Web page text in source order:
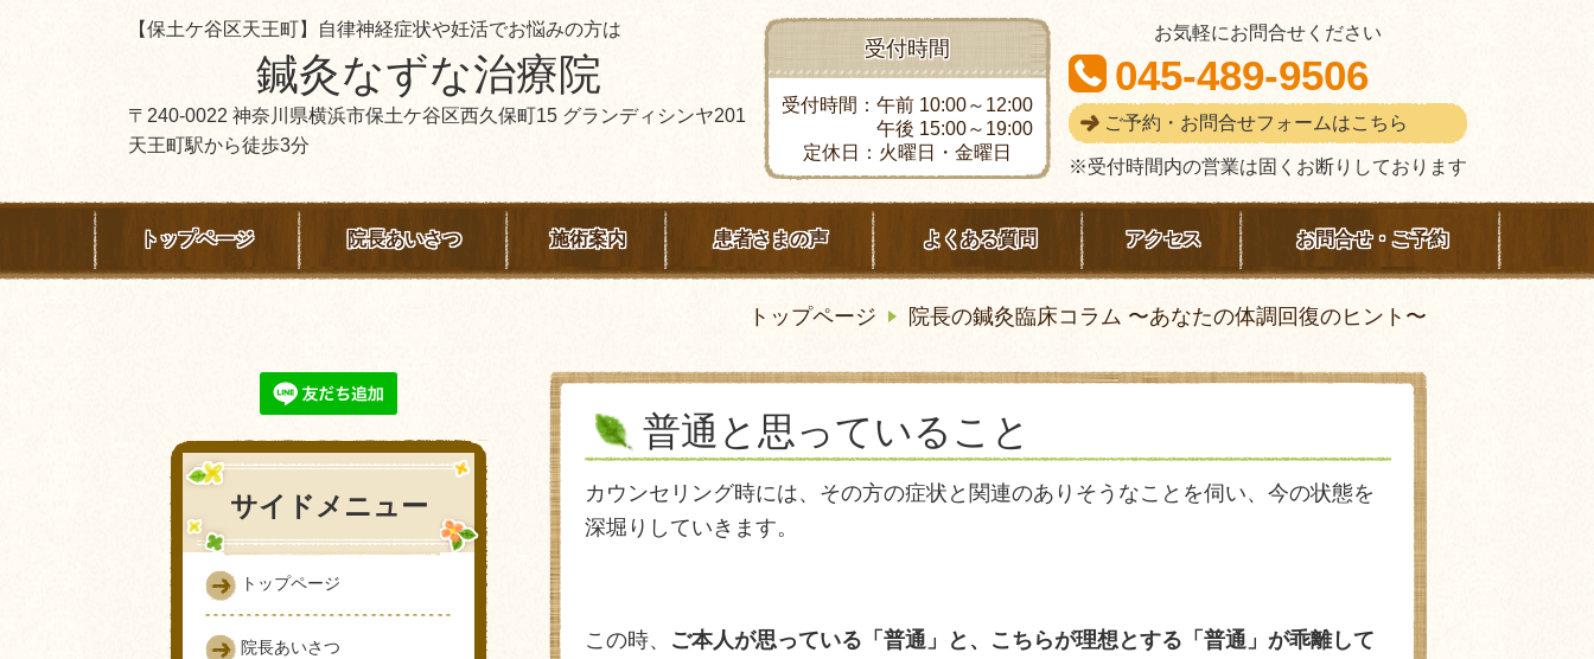
【保土ケ谷区天王町】自律神経症状や妊活でお悩みの方は
鍼灸なずな治療院
〒240-0022 神奈川県横浜市保土ケ谷区西久保町15 グランディシンヤ201
天王町駅から徒歩3分
受付時間
受付時間：午前 10:00～12:00
午後 15:00～19:00
定休日：火曜日・金曜日
お気軽にお問合せください
045-489-9506
ご予約・お問合せフォームはこちら
※受付時間内の営業は固くお断りしております
トップページ 院長あいさつ 施術案内 患者さまの声 よくある質問 アクセス お問合せ・ご予約
トップページ 院長の鍼灸臨床コラム 〜あなたの体調回復のヒント〜
普通と思っていること
カウンセリング時には、その方の症状と関連のありそうなことを伺い、今の状態を
深堀りしていきます。
この時、 ご本人が思っている「普通」と、こちらが理想とする「普通」が乖離して
サイドメニュー
トップページ
院長あいさつ